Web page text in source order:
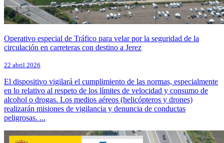
Operativo especial de Tráfico para velar por la seguridad de la
circulación en carreteras con destino a Jerez
22 abril 2026
El dispositivo vigilará el cumplimiento de las normas, especialmente
en lo relativo al respeto de los límites de velocidad y consumo de
alcohol o drogas. Los medios aéreos (helicópteros y drones)
realizarán misiones de vigilancia y denuncia de conductas
peligrosas. ...